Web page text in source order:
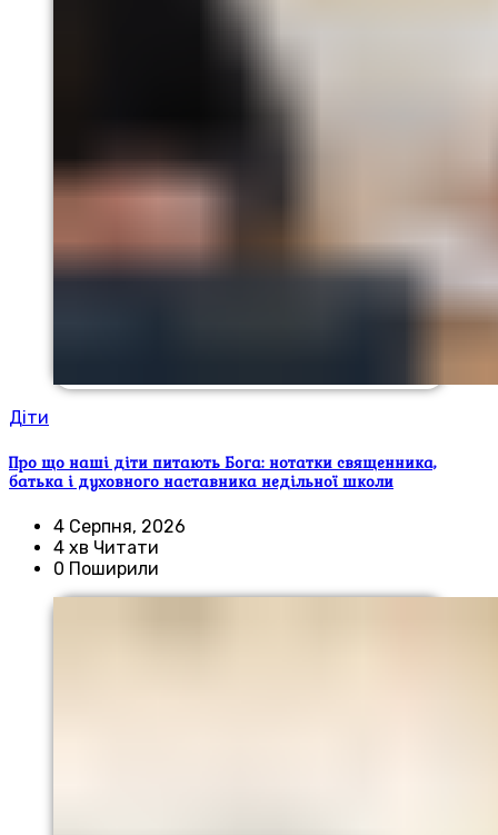
Діти
Про що наші діти питають Бога: нотатки священника,
батька і духовного наставника недільної школи
4 Серпня, 2026
4 хв Читати
0 Поширили